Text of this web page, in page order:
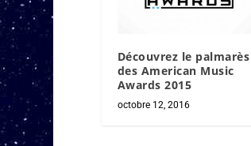
Découvrez le palmarès
des American Music
Awards 2015
octobre 12, 2016